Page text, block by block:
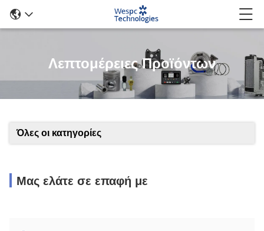
Λεπτομέρειες Προϊόντων
Όλες οι κατηγορίες
Μας ελάτε σε επαφή με